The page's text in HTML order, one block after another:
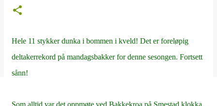
Hele 11 stykker dunka i bommen i kveld! Det er foreløpig
deltakerrekord på mandagsbakker for denne sesongen. Fortsett
sånn!
Som alltid var det oppmøte ved Bakkekroa på Smestad klokka